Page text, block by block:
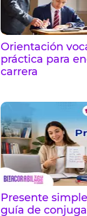
Orientación
práctica para
carrera
Presente
guía de